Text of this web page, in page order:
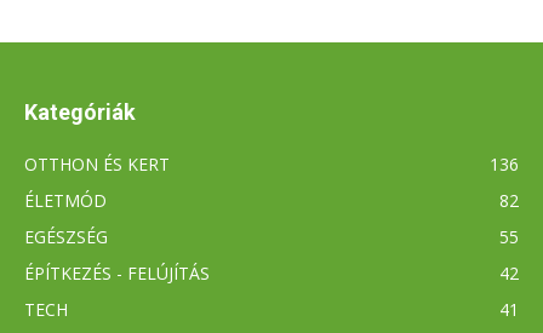
Kategóriák
OTTHON ÉS KERT
136
ÉLETMÓD
82
EGÉSZSÉG
55
ÉPÍTKEZÉS - FELÚJÍTÁS
42
TECH
41